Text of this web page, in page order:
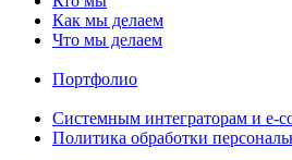
Как мы делаем
Что мы делаем
Портфолио
Системным интеграторам и e-
Политика обработки